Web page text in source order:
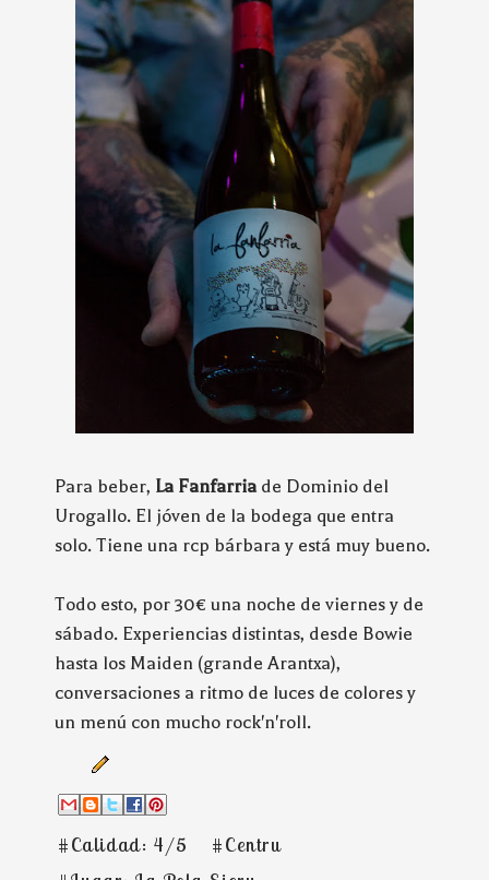
Para beber, La Fanfarria de Dominio del
Urogallo. El jóven de la bodega que entra
solo. Tiene una rcp bárbara y está muy bueno.
Todo esto, por 30€ una noche de viernes y de
sábado. Experiencias distintas, desde Bowie
hasta los Maiden (grande Arantxa),
conversaciones a ritmo de luces de colores y
un menú con mucho rock'n'roll.
#Calidad: 4/5
#Centru